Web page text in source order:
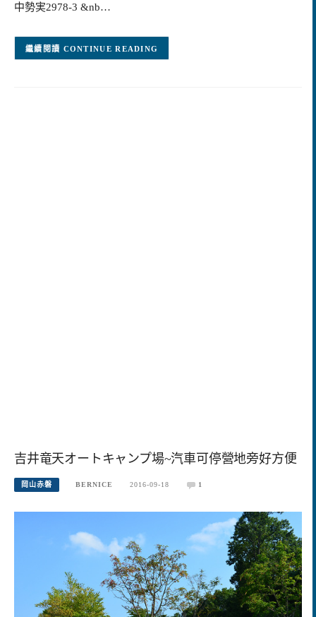
中勢実2978-3 &nb…
CONTINUE READING
吉井竜天オートキャンプ場~汽車可停營地旁好方便
岡山赤磐 BERNICE 2016-09-18 1